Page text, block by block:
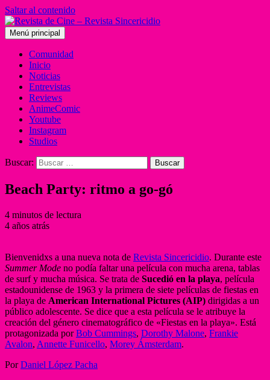
Saltar al contenido
Menú principal
Comunidad
Inicio
Noticias
Entrevistas
Reviews
AnimeComic
Youtube
Instagram
Studios
Buscar:
Beach Party: ritmo a go-gó
4 minutos de lectura
4 años atrás
Bienvenidxs a una nueva nota de Revista Sincericidio. Durante este
Summer Mode no podía faltar una película con mucha arena, tablas
de surf y mucha música. Se trata de Sucedió en la playa, película
estadounidense de 1963 y la primera de siete películas de fiestas en
la playa de American International Pictures (AIP) dirigidas a un
público adolescente. Se dice que a esta película se le atribuye la
creación del género cinematográfico de «Fiestas en la playa». Está
protagonizada porBob Cummings, Dorothy Malone, Frankie
Avalon, Annette Funicello, Morey Ámsterdam.
PorDaniel López Pacha